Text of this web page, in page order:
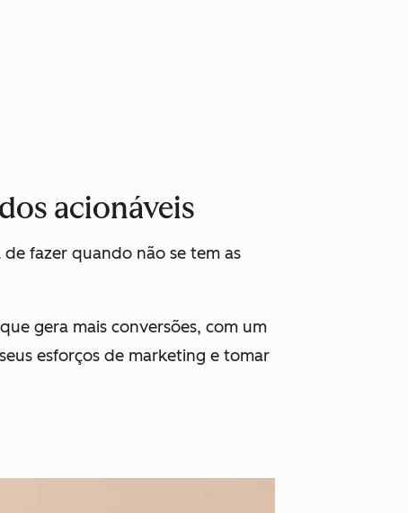
acionáveis
fazer quando não se tem as
gera mais conversões, com um
esforços de marketing e tomar